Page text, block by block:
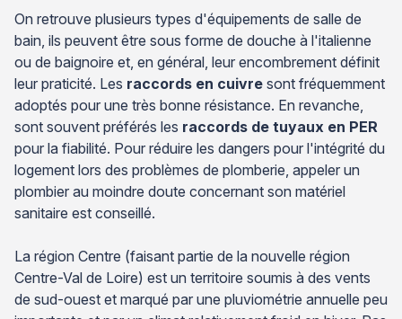
On retrouve plusieurs types d'équipements de salle de
bain, ils peuvent être sous forme de douche à l'italienne
ou de baignoire et, en général, leur encombrement définit
leur praticité. Les raccords en cuivre sont fréquemment
adoptés pour une très bonne résistance. En revanche,
sont souvent préférés les raccords de tuyaux en PER
pour la fiabilité. Pour réduire les dangers pour l'intégrité du
logement lors des problèmes de plomberie, appeler un
plombier au moindre doute concernant son matériel
sanitaire est conseillé.
La région Centre (faisant partie de la nouvelle région
Centre-Val de Loire) est un territoire soumis à des vents
de sud-ouest et marqué par une pluviométrie annuelle peu